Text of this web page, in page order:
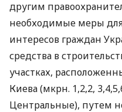
другим
необходимые меры
интересов граждан
средства в
участках,
Киева (мкрн. 1,2,2,
Центральные), путем